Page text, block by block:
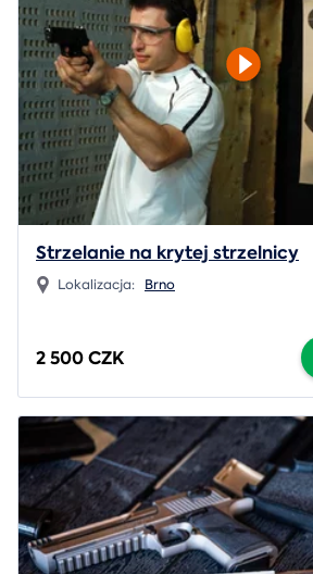
Strzelanie na krytej strzelnicy
Lokalizacja: Brno
2 500 CZK